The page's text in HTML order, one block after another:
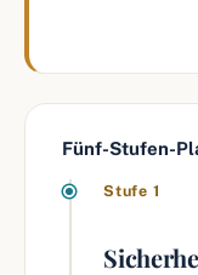
Fünf-Stufen-
Stufe 1